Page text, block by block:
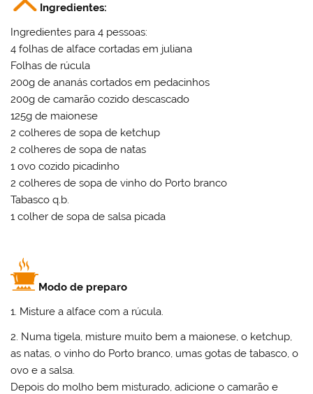
Ingredientes:
Ingredientes para 4 pessoas:
4 folhas de alface cortadas em juliana
Folhas de rúcula
200g de ananás cortados em pedacinhos
200g de camarão cozido descascado
125g de maionese
2 colheres de sopa de ketchup
2 colheres de sopa de natas
1 ovo cozido picadinho
2 colheres de sopa de vinho do Porto branco
Tabasco q.b.
1 colher de sopa de salsa picada
Modo de preparo
1. Misture a alface com a rúcula.
2. Numa tigela, misture muito bem a maionese, o ketchup,
as natas, o vinho do Porto branco, umas gotas de tabasco, o
ovo e a salsa.
Depois do molho bem misturado, adicione o camarão e